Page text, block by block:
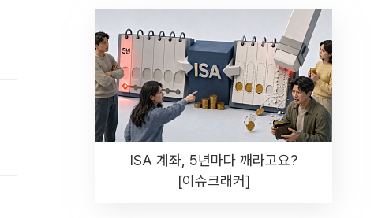
ISA 계좌, 5년마다 깨라고요?
[이슈크래커]